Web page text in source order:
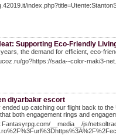
Supporting Eco-Friendly
the demand for efficient, eco-
go?https://sada--color-maki3-
diyarbakır escort
ended up catching our flight back to
both engagement rings and
__media__/js/